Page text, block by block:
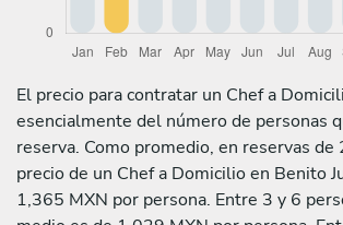
El precio para contratar un Chef a
esencialmente del número de personas
reserva. Como promedio, en reservas de
precio de un Chef a Domicilio en Benito
1,365 MXN por persona. Entre 3 y 6